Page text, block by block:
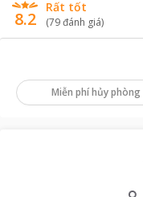
8.2
Rất tốt
(79đánh giá)
Miễn phí hủy phòng